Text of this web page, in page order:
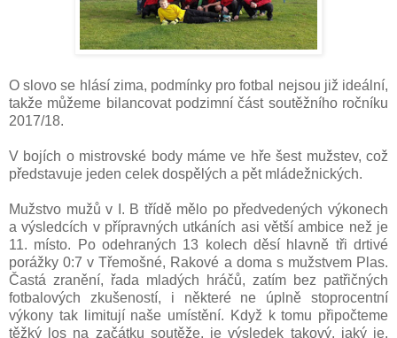
O slovo se hlásí zima, podmínky pro fotbal nejsou již ideální,
takže můžeme bilancovat podzimní část soutěžního ročníku
2017/18.
V bojích o mistrovské body máme ve hře šest mužstev, což
představuje jeden celek dospělých a pět mládežnických.
Mužstvo mužů v I. B třídě mělo po předvedených výkonech
a výsledcích v přípravných utkáních asi větší ambice než je
11. místo. Po odehraných 13 kolech děsí hlavně tři drtivé
porážky 0:7 v Třemošné, Rakové a doma s mužstvem Plas.
Častá zranění, řada mladých hráčů, zatím bez patřičných
fotbalových zkušeností, i některé ne úplně stoprocentní
výkony tak limitují naše umístění. Když k tomu připočteme
těžký los na začátku soutěže, je výsledek takový, jaký je.